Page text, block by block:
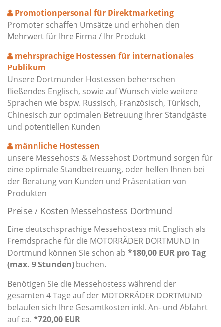
Promotionpersonal für Direktmarketing
Promoter schaffen Umsätze und erhöhen den
Mehrwert für Ihre Firma / Ihr Produkt
mehrsprachige Hostessen für internationales
Publikum
Unsere Dortmunder Hostessen beherrschen
fließendes Englisch, sowie auf Wunsch viele weitere
Sprachen wie bspw. Russisch, Französisch, Türkisch,
Chinesisch zur optimalen Betreuung Ihrer Standgäste
und potentiellen Kunden
männliche Hostessen
unsere Messehosts & Messehost Dortmund sorgen für
eine optimale Standbetreuung, oder helfen Ihnen bei
der Beratung von Kunden und Präsentation von
Produkten
Preise / Kosten Messehostess Dortmund
Eine deutschsprachige Messehostess mit Englisch als
Fremdsprache für die MOTORRÄDER DORTMUND in
Dortmund können Sie schon ab *180,00 EUR pro Tag
(max. 9 Stunden) buchen.
Benötigen Sie die Messehostess während der
gesamten 4 Tage auf der MOTORRÄDER DORTMUND
belaufen sich Ihre Gesamtkosten inkl. An- und Abfahrt
auf ca. *720,00 EUR